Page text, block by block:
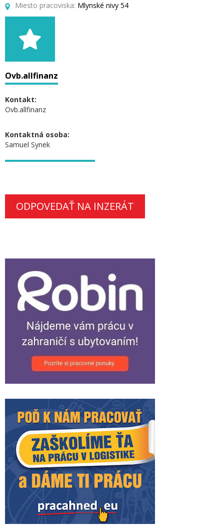
Miesto pracoviska: Mlynské nivy 54
Ovb.allfinanz
Kontakt:
Ovb.allfinanz
Kontaktná osoba:
Samuel Synek
ODPOVEDAŤ NA INZERÁT